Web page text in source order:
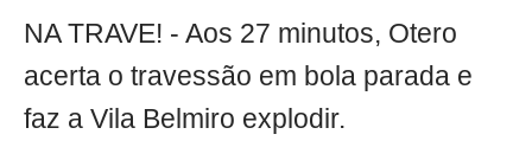
NA TRAVE! - Aos 27 minutos, Otero
acerta o travessão em bola parada e
faz a Vila Belmiro explodir.